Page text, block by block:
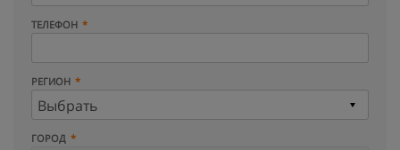
ТЕЛЕФОН
РЕГИОН
ГОРОД